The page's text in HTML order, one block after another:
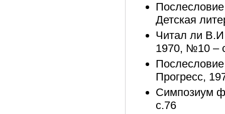
Детская
Читал ли
1970, №10 –
Прогресс,
Симпозиум
с.76